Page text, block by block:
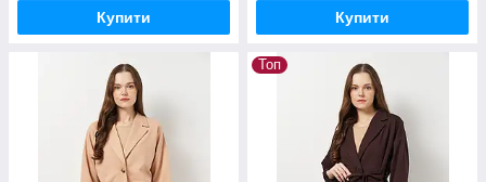
Купити Купити
Топ